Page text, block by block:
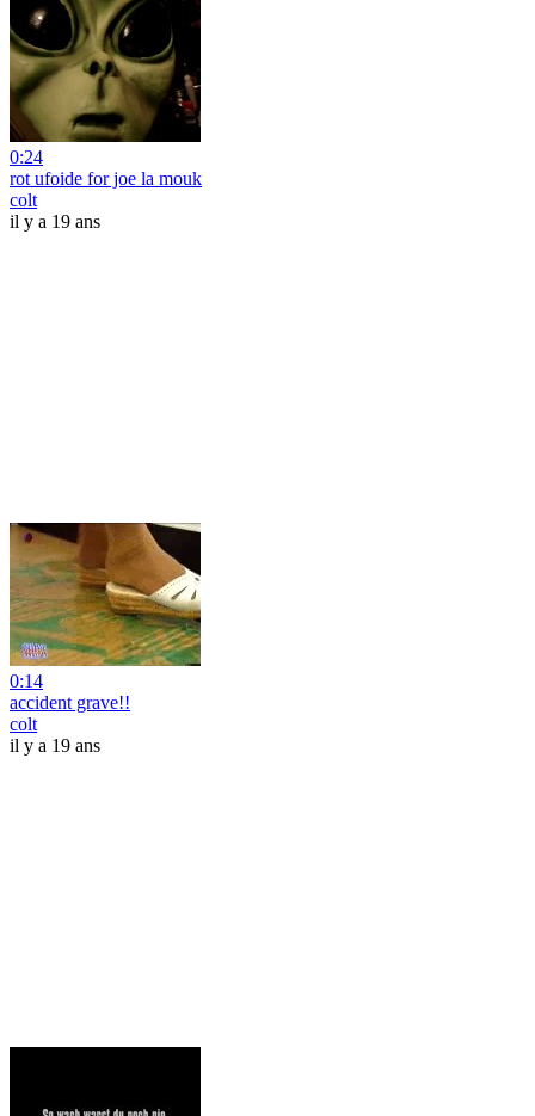
0:24
rot ufoide for joe la mouk
colt
il y a 19 ans
0:14
accident grave!!
colt
il y a 19 ans